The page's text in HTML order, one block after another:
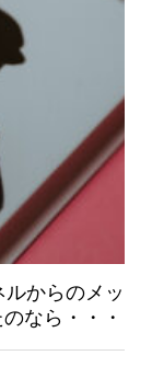
ルからのメッ
なら・・・